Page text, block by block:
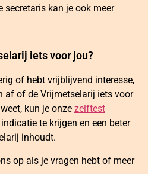
kan je ook meer
iets voor jou?
of hebt vrijblijvend interesse,
af of de Vrijmetselarij iets voor
kun je onze zelftest
te krijgen en een beter
inhoudt.
op als je vragen hebt of meer